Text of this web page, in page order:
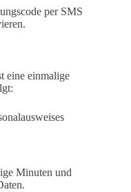
per SMS
eine einmalige
Minuten und